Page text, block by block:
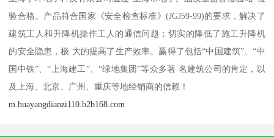
验合格。产品符合国家《安全检查标准》(JGJ59-99)的要求，解决了
建筑工人和升降机操作工人的通信问题；切实的降低了施工升降机
的安全隐患，极 大的提高了生产效率。赢得了包括“中国建筑”、“中
国中铁”、“上海建工”、“绿地集团”等众多著 名建筑公司的肯定，以
及上海、北京、广州、重庆等地经销商的信赖！
m.huayangdianzi110.b2b168.com